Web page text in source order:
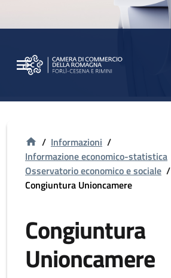
/ Informazioni /
Informazione economico-statistica
Osservatorio economico e sociale /
Congiuntura Unioncamere
Congiuntura
Unioncamere